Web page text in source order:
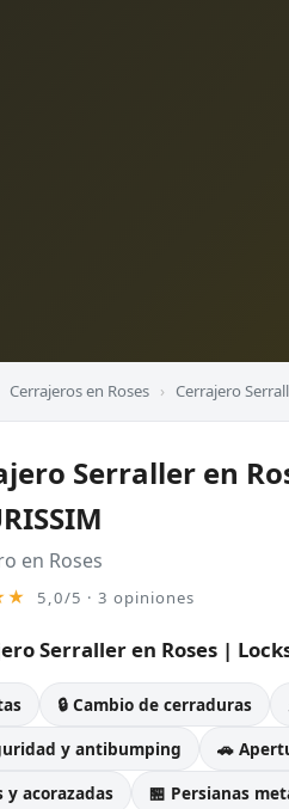
Cerrajeros en Roses › Cerrajero
Serraller en
en Roses
5,0/5 · 3 opiniones
Serraller en Roses |
🔒 Cambio de cerraduras
y antibumping
🚗
y acorazadas
🏪 Persianas